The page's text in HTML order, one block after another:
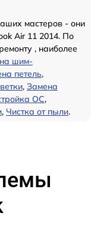
мастеров - они
Air 11 2014. По
, наиболее
шим-
петель,
, Замена
ОС,
, Чистка от пыли.